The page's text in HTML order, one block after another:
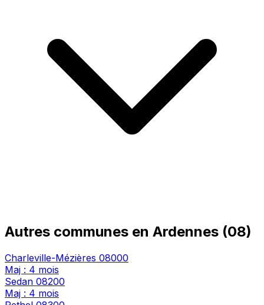
Autres communes en Ardennes (08)
Charleville-Mézières 08000
Maj : 4 mois
Sedan 08200
Maj : 4 mois